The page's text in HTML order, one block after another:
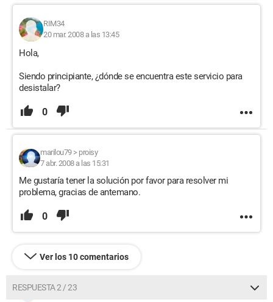
RIM34
20 mar. 2008 a las 13:45
Hola,
Siendo principiante, ¿dónde se encuentra este servicio para
desistalar?
0
marilou79> proisy
7 abr. 2008 a las 15:31
Me gustaría tener la solución por favor para resolver mi
problema, gracias de antemano.
0
Ver los 10 comentarios
RESPUESTA 2 / 23